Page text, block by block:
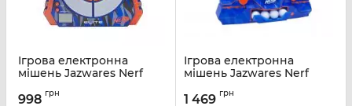
Ігрова електронна
мішень Jazwares Nerf
Digital Target
998 грн
Ігрова електронна
мішень Jazwares Nerf
Артикул:
1 469 грн